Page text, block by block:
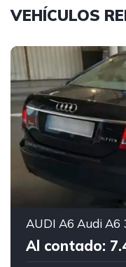
VEHÍCULOS
AUDI A6 Audi A6
Al contado: